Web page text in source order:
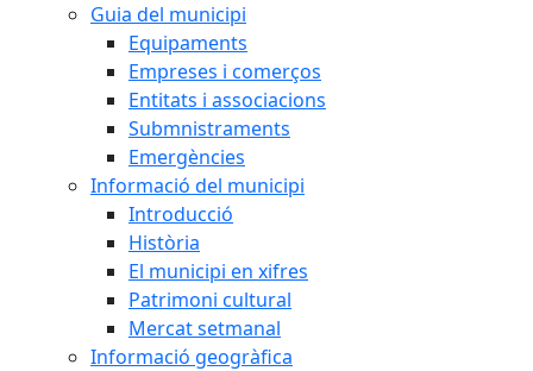
Guia del municipi
Equipaments
Empreses i comerços
Entitats i associacions
Submnistraments
Emergències
Informació del municipi
Introducció
Història
El municipi en xifres
Patrimoni cultural
Mercat setmanal
Informació geogràfica